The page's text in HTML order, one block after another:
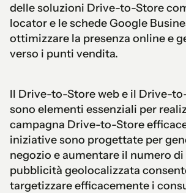
delle soluzioni Drive-to-Store
locator e le schede Google
ottimizzare la presenza online e
verso i punti vendita.
Il Drive-to-Store web e il Drive-
sono elementi essenziali per
campagna Drive-to-Store
iniziative sono progettate per
negozio e aumentare il numero
pubblicità geolocalizzata
targetizzare efficacemente i